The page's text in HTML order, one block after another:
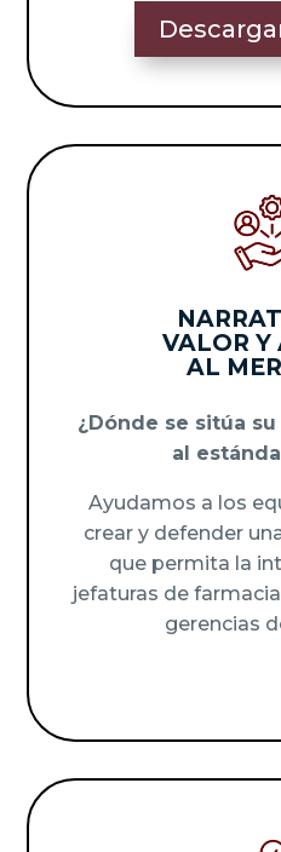
VALOR Y
AL
¿Dónde se sitúa
al
Ayudamos a los
crear y defender
que permita la
jefaturas de
gerencias
Copia de